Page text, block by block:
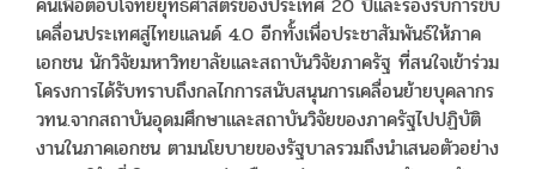
เคลื่อนประเทศสู่ไทยแลนด์ 4.0 อีกทั้งเพื่อประชาสัมพันธ์ให้ภาค
เอกชน นักวิจัยมหาวิทยาลัยและสถาบันวิจัยภาครัฐ ที่สนใจเข้าร่วม
โครงการได้รับทราบถึงกลไกการสนับสนุนการเคลื่อนย้ายบุคลากร
วทน.จากสถาบันอุดมศึกษาและสถาบันวิจัยของภาครัฐไปปฏิบัติ
งานในภาคเอกชน ตามนโยบายของรัฐบาลรวมถึงนำเสนอตัวอย่าง